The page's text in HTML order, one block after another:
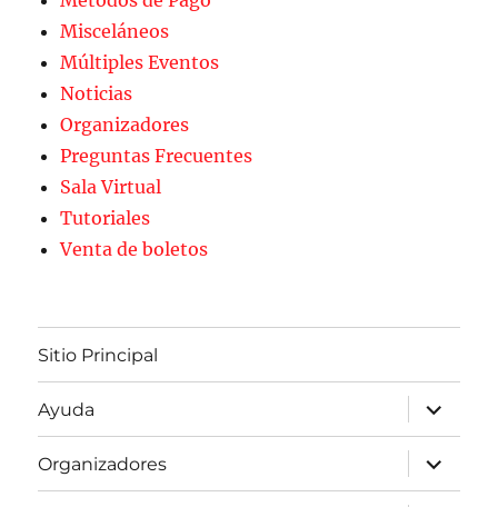
Misceláneos
Múltiples Eventos
Noticias
Organizadores
Preguntas Frecuentes
Sala Virtual
Tutoriales
Venta de boletos
Sitio Principal
Ayuda
expande
el
menú
inferior
Organizadores
expande
el
menú